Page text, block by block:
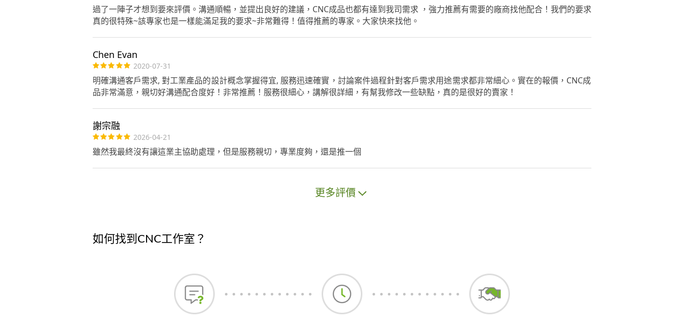
過了一陣子才想到要來評價。溝通順暢，並提出良好的建議，CNC成品也都有達到我司需求 ，強力推薦有需要的廠商找他配合！我們的要求
真的很特殊~該專家也是一樣能滿足我的要求~非常難得！值得推薦的專家。大家快來找他。
Chen Evan
2020-07-31
明確溝通客戶需求, 對工業產品的設計概念掌握得宜, 服務迅速確實，討論案件過程針對客戶需求用途需求都非常細心。實在的報價，CNC成
品非常滿意，親切好溝通配合度好！非常推薦！服務很細心，講解很詳細，有幫我修改一些缺點，真的是很好的賣家！
謝宗融
2026-04-21
雖然我最終沒有讓這業主協助處理，但是服務親切，專業度夠，還是推一個
更多評價
如何找到CNC工作室？